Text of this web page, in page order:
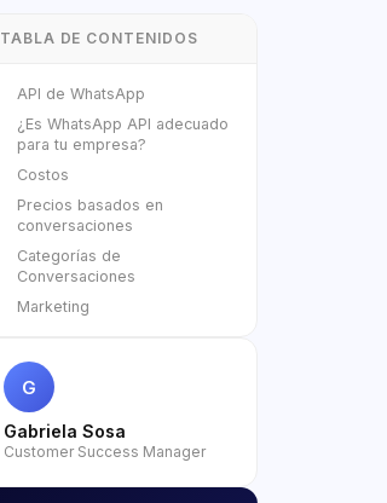
TABLA DE CONTENIDOS
API de WhatsApp
¿Es WhatsApp API adecuado
para tu empresa?
Costos
Precios basados en
conversaciones
Categorías de
Conversaciones
Marketing
G
Gabriela Sosa
Customer Success Manager